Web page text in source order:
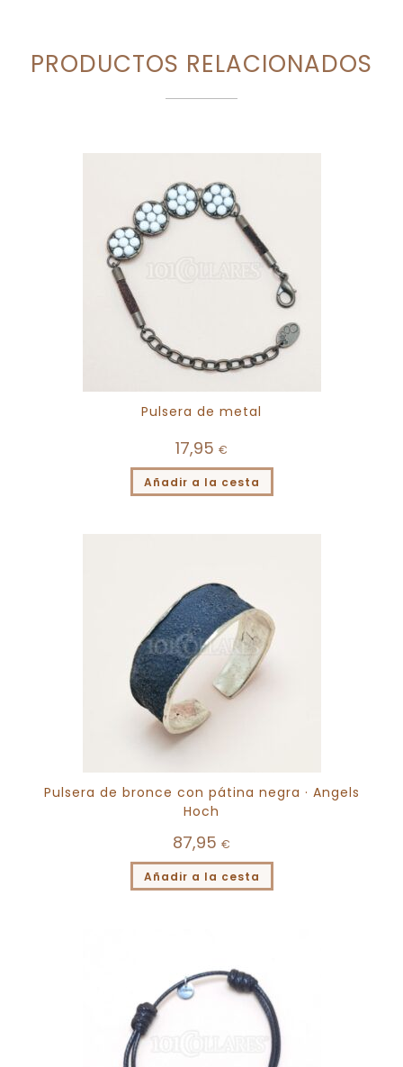
PRODUCTOS RELACIONADOS
Pulsera de metal
17,95 €
Añadir a la cesta
Pulsera de bronce con pátina negra · Angels
Hoch
87,95 €
Añadir a la cesta